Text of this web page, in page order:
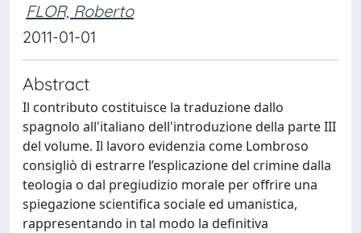
FLOR, Roberto
2011-01-01
Abstract
Il contributo costituisce la traduzione dallo
spagnolo all'italiano dell'introduzione della parte III
del volume. Il lavoro evidenzia come Lombroso
consigliò di estrarre l’esplicazione del crimine dalla
teologia o dal pregiudizio morale per offrire una
spiegazione scientifica sociale ed umanistica,
rappresentando in tal modo la definitiva